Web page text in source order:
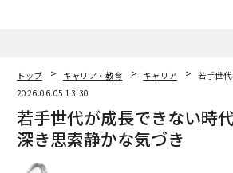
トップ キャリア・教育 キャリア
若手世
2026.06.05 13:30
若手世代が成長できない時
深き思索静かな気づき